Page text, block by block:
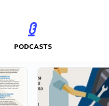
PODCASTS